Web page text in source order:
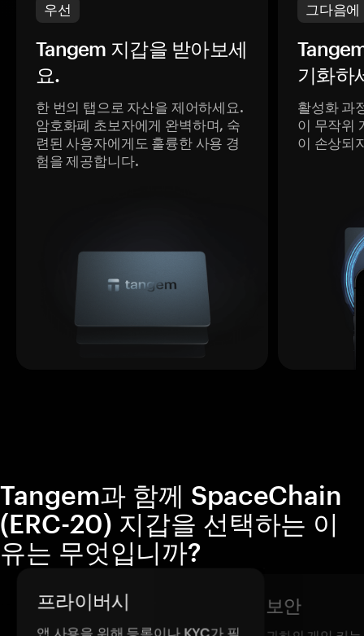
우선
Tangem 지갑을 받아보세
요.
한 번의 탭으로 자산을 제어하세요.
암호화폐 초보자에게 완벽하며, 숙
련된 사용자에게도 훌륭한 사용 경
험을 제공합니다.
그다음에
기화하
활성화 과
이 무작위
이 손상되
Tangem과 함께 SpaceChain
(ERC-20) 지갑을 선택하는 이
유는 무엇입니까?
프라이버시 보안